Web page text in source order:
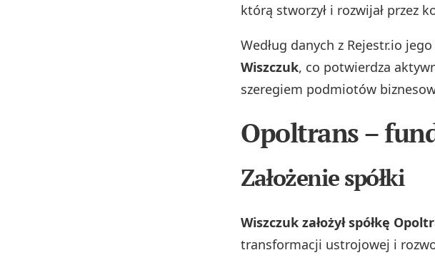
którą stworzył i rozwijał przez
Według danych z Rejestr.io
Wiszczuk, co potwierdza
szeregiem podmiotów
Opoltrans –
Założenie spółki
Wiszczuk założył spółkę
transformacji ustrojowej i